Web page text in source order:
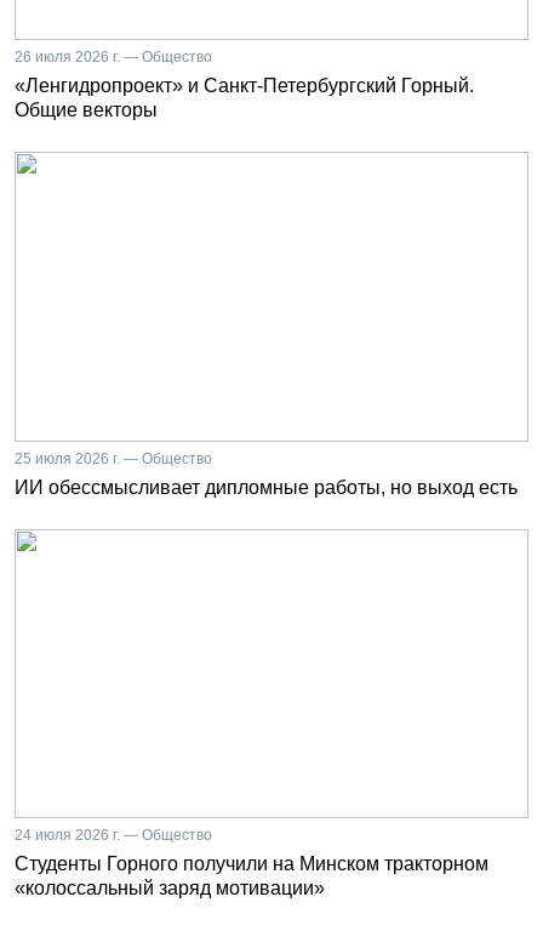
26 июля 2026 г. — Общество
«Ленгидропроект» и Санкт-Петербургский Горный.
Общие векторы
25 июля 2026 г. — Общество
ИИ обессмысливает дипломные работы, но выход есть
24 июля 2026 г. — Общество
Студенты Горного получили на Минском тракторном
«колоссальный заряд мотивации»